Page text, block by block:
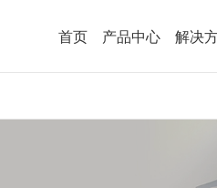
首页 产品中心 解决